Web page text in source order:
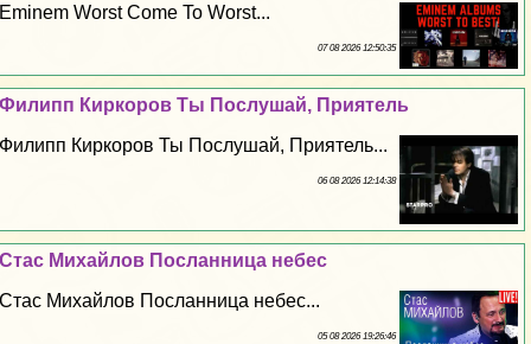
Eminem Worst Come To Worst...
07 08 2026 12:50:35
Филипп Киркоров Ты Послушай, Приятель
Филипп Киркоров Ты Послушай, Приятель...
06 08 2026 12:14:38
Стас Михайлов Посланница небес
Стас Михайлов Посланница небес...
05 08 2026 19:26:46